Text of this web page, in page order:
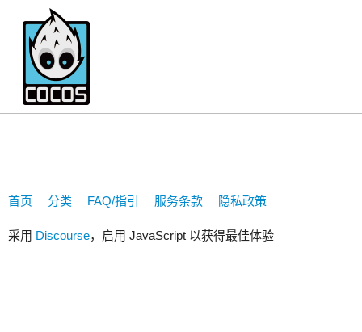
952250120
首页 分类 FAQ/指引 服务条款 隐私政策
采用 Discourse，启用 JavaScript 以获得最佳体验